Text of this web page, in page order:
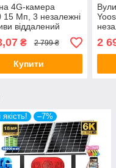
4G-камера
15 Мп, 3 незалежні
віддалений
—
₴ 2 799 ₴
Купити
2
–7%